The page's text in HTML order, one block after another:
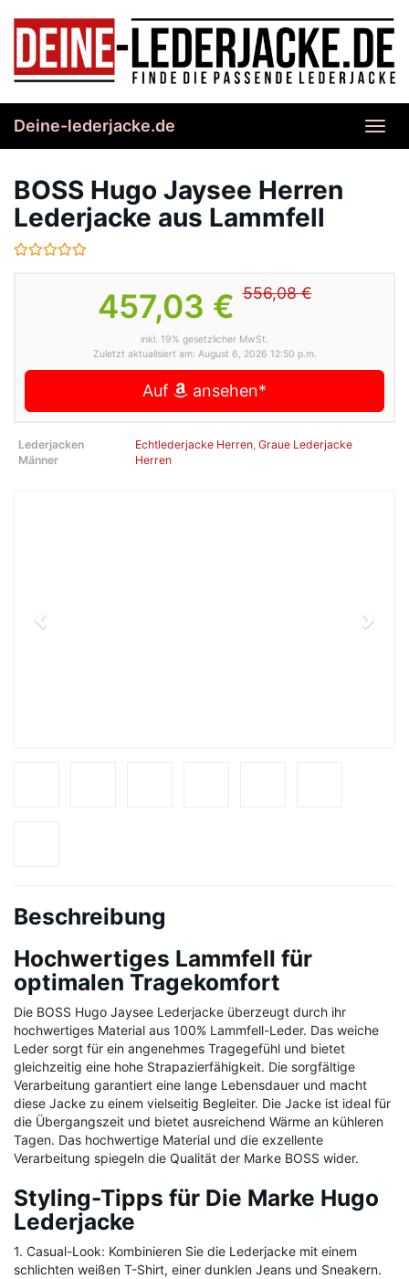
content
Deine-lederjacke.de
BOSS Hugo Jaysee Herren
Lederjacke aus Lammfell
457,03 €556,08 €
inkl. 19% gesetzlicher MwSt.
Zuletzt aktualisiert am: August 6, 2026 12:50 p.m.
Auf ansehen*
Lederjacken
Männer
Echtlederjacke Herren, Graue Lederjacke
Herren
Beschreibung
Hochwertiges Lammfell für
optimalen Tragekomfort
Die BOSS Hugo Jaysee Lederjacke überzeugt durch ihr
hochwertiges Material aus 100% Lammfell-Leder. Das weiche
Leder sorgt für ein angenehmes Tragegefühl und bietet
gleichzeitig eine hohe Strapazierfähigkeit. Die sorgfältige
Verarbeitung garantiert eine lange Lebensdauer und macht
diese Jacke zu einem vielseitig Begleiter. Die Jacke ist ideal für
die Übergangszeit und bietet ausreichend Wärme an kühleren
Tagen. Das hochwertige Material und die exzellente
Verarbeitung spiegeln die Qualität der Marke BOSS wider.
Styling-Tipps für Die Marke Hugo
Lederjacke
1. Casual-Look: Kombinieren Sie die Lederjacke mit einem
schlichten weißen T-Shirt, einer dunklen Jeans und Sneakern.